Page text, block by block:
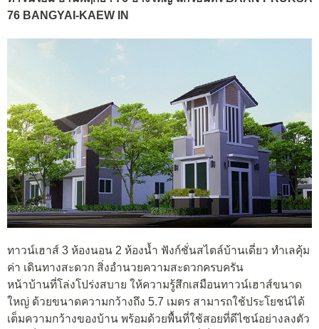
76 BANGYAI-KAEW IN
ทาวน์เฮาส์ 3 ห้องนอน 2 ห้องน้ำ ฟังก์ชั่นสไตล์บ้านเดี่ยว ทำเลคุ้ม
ค่า เดินทางสะดวก สิ่งอำนวยความสะดวกครบครัน
หน้าบ้านที่โล่งโปร่งสบาย ให้ความรู้สึกเสมือนทาวน์เฮาส์ขนาด
ใหญ่ ด้วยขนาดความกว้างถึง 5.7 เมตร สามารถใช้ประโยชน์ได้
เต็มความกว้างของบ้าน พร้อมด้วยพื้นที่ใช้สอยที่ดีไซน์อย่างลงตัว